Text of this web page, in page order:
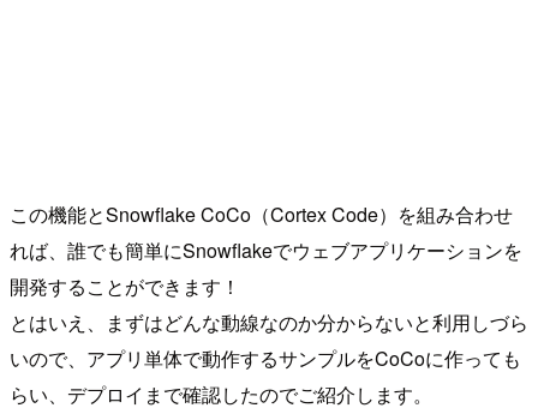
この機能とSnowflake CoCo（Cortex Code）を組み合わせ
れば、誰でも簡単にSnowflakeでウェブアプリケーションを
開発することができます！
とはいえ、まずはどんな動線なのか分からないと利用しづら
いので、アプリ単体で動作するサンプルをCoCoに作っても
らい、デプロイまで確認したのでご紹介します。